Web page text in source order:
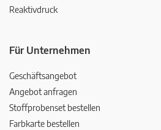
Reaktivdruck
Für Unternehmen
Geschäftsangebot
Angebot anfragen
Stoffprobenset bestellen
Farbkarte bestellen